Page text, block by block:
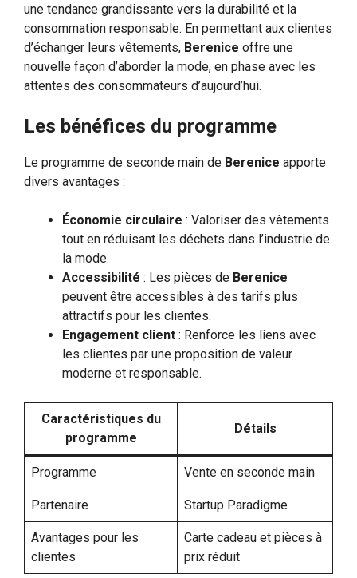
une tendance grandissante vers la durabilité et la
consommation responsable. En permettant aux clientes
d’échanger leurs vêtements, Berenice offre une
nouvelle façon d’aborder la mode, en phase avec les
attentes des consommateurs d’aujourd’hui.
Les bénéfices du programme
Le programme de seconde main de Berenice apporte
divers avantages :
Économie circulaire : Valoriser des vêtements
tout en réduisant les déchets dans l’industrie de
la mode.
Accessibilité : Les pièces de Berenice
peuvent être accessibles à des tarifs plus
attractifs pour les clientes.
Engagement client : Renforce les liens avec
les clientes par une proposition de valeur
moderne et responsable.
Caractéristiques du
programme
Détails
Programme Vente en seconde main
Partenaire Startup Paradigme
Avantages pour les
clientes
Carte cadeau et pièces à
prix réduit